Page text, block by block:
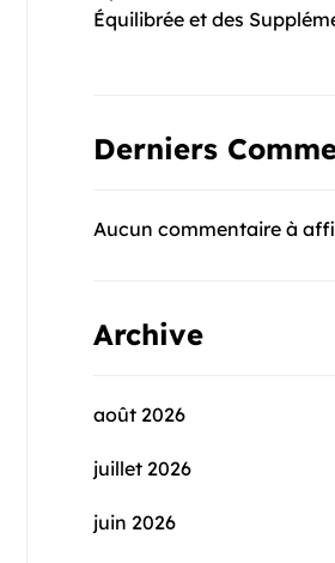
Équilibrée et des
Derniers
Aucun commentaire à
Archive
août 2026
juillet 2026
juin 2026